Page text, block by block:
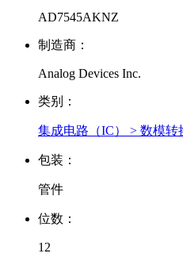
AD7545AKNZ
制造商：
Analog Devices Inc.
类别：
集成电路（IC） > 数模转
包装：
管件
位数：
12